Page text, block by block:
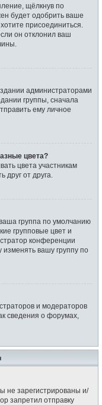
щёлкнув по
будет одобрить ваше
присоединиться.
он отклонил ваш
администраторами
группы, сначала
ему личное
цвета?
цвета участникам
друг от друга.
группа по умолчанию
групповые цвет и
конференции
вашу группу по
и модераторов
сведения о форумах,
не зарегистрированы и/
запретил отправку